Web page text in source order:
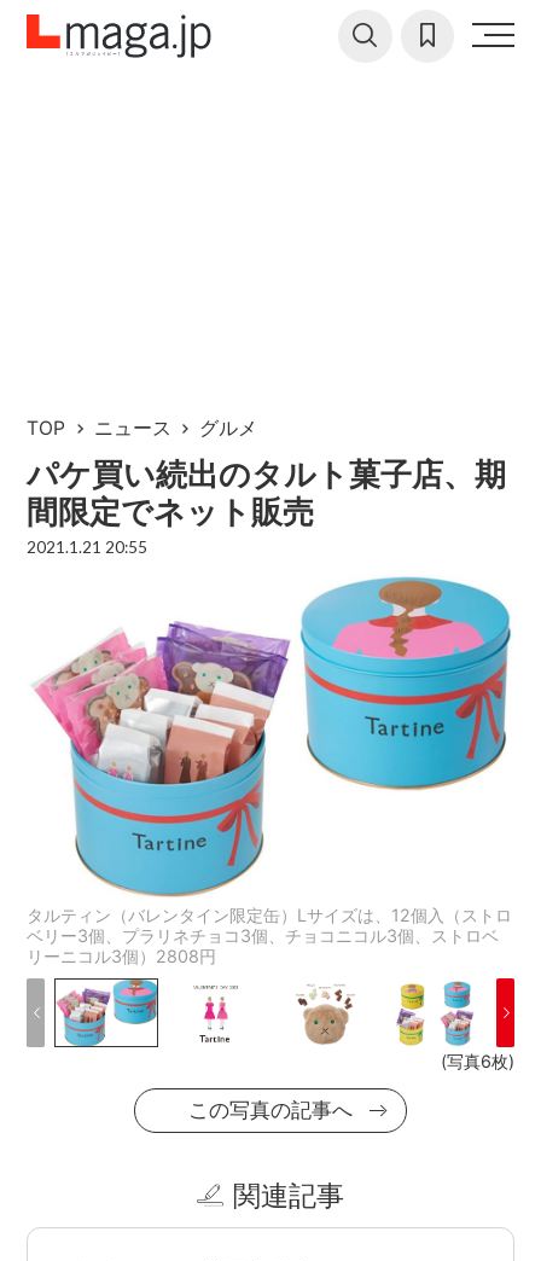
TOP ニュース グルメ
パケ買い続出のタルト菓子店、期
間限定でネット販売
2021.1.21 20:55
タルティン（バレンタイン限定缶）Lサイズは、12個入（ストロ
ベリー3個、プラリネチョコ3個、チョコニコル3個、ストロベ
リーニコル3個）2808円
(写真6枚)
この写真の記事へ
関連記事